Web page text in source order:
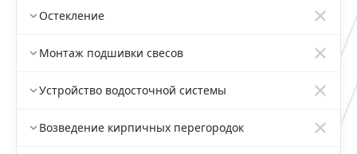
Остекление
Монтаж подшивки свесов
Устройство водосточной системы
Возведение кирпичных перегородок